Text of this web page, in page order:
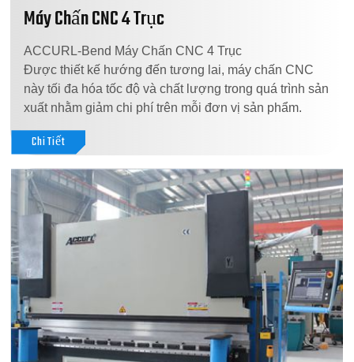
Máy Chấn CNC 4 Trục
ACCURL-Bend Máy Chấn CNC 4 Trục
Được thiết kế hướng đến tương lai, máy chấn CNC
này tối đa hóa tốc độ và chất lượng trong quá trình sản
xuất nhằm giảm chi phí trên mỗi đơn vị sản phẩm.
Chi Tiết